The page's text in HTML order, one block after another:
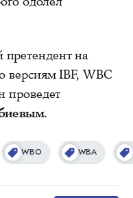
на
версиям IBF, WBC
проведет
.
WBO WBA